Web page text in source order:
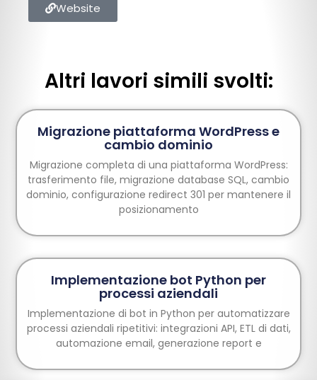
Website
Altri lavori simili svolti:
Migrazione piattaforma WordPress e
cambio dominio
Migrazione completa di una piattaforma WordPress:
trasferimento file, migrazione database SQL, cambio
dominio, configurazione redirect 301 per mantenere il
posizionamento
Implementazione bot Python per
processi aziendali
Implementazione di bot in Python per automatizzare
processi aziendali ripetitivi: integrazioni API, ETL di dati,
automazione email, generazione report e